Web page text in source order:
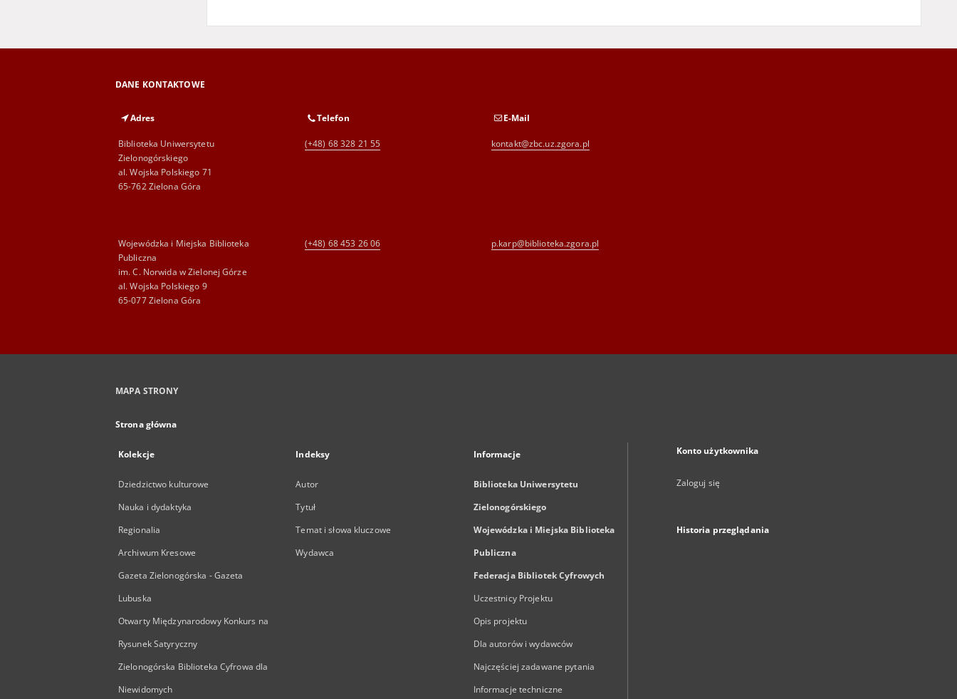
DANE KONTAKTOWE
Adres
Biblioteka Uniwersytetu
Zielonogórskiego
al. Wojska Polskiego 71
65-762 Zielona Góra
Telefon
(+48) 68 328 21 55
E-Mail
kontakt@zbc.uz.zgora.pl
Wojewódzka i Miejska Biblioteka
Publiczna
im. C. Norwida w Zielonej Górze
al. Wojska Polskiego 9
65-077 Zielona Góra
(+48) 68 453 26 06 p.karp@biblioteka.zgora.pl
MAPA STRONY
Strona główna
Kolekcje
Dziedzictwo kulturowe
Nauka i dydaktyka
Regionalia
Archiwum Kresowe
Gazeta Zielonogórska - Gazeta
Lubuska
Otwarty Międzynarodowy Konkurs na
Rysunek Satyryczny
Zielonogórska Biblioteka Cyfrowa dla
Niewidomych
Indeksy
Autor
Tytuł
Temat i słowa kluczowe
Wydawca
Informacje
Biblioteka Uniwersytetu
Zielonogórskiego
Wojewódzka i Miejska Biblioteka
Publiczna
Federacja Bibliotek Cyfrowych
Uczestnicy Projektu
Opis projektu
Dla autorów i wydawców
Najczęściej zadawane pytania
Informacje techniczne
Konto użytkownika
Zaloguj się
Historia przeglądania